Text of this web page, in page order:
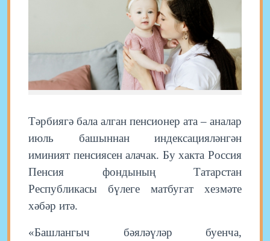
Тәрбиягә бала алган пенсионер ата – аналар
июль башыннан индексацияләнгән
иминият пенсиясен алачак. Бу хакта Россия
Пенсия фондының Татарстан
Республикасы бүлеге матбугат хезмәте
хәбәр итә.
«Башлангыч бәяләүләр буенча,